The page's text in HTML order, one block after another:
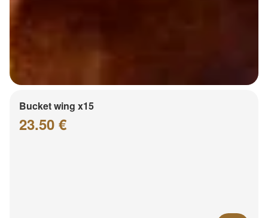
Bucket wing x15
23.50 €